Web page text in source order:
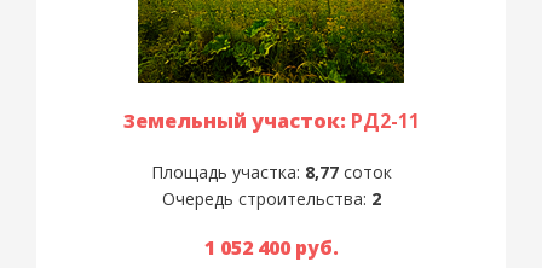
Земельный участок: РД2-11
Площадь участка: 8,77соток
Очередь строительства: 2
1 052 400 руб.